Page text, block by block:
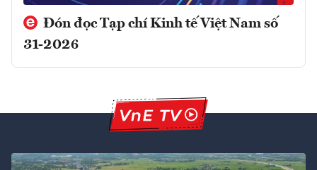
Đón đọc Tạp chí Kinh tế Việt Nam số
31-2026